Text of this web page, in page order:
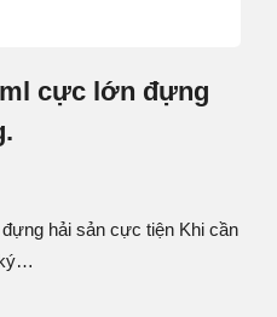
cực lớn đựng
hải sản cực tiện Khi cần